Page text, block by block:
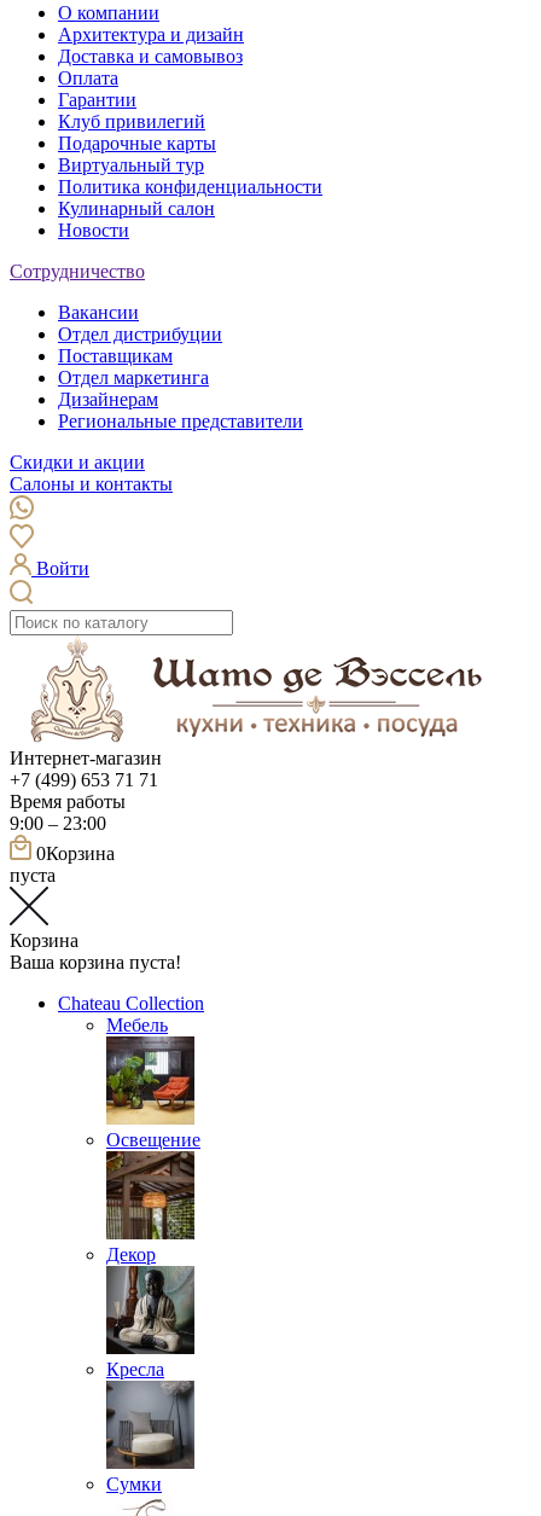
О компании
Архитектура и дизайн
Доставка и самовывоз
Оплата
Гарантии
Клуб привилегий
Подарочные карты
Виртуальный тур
Политика конфиденциальности
Кулинарный салон
Новости
Сотрудничество
Вакансии
Отдел дистрибуции
Поставщикам
Отдел маркетинга
Дизайнерам
Региональные представители
Скидки и акции
Салоны и контакты
Войти
Интернет-магазин
+7 (499) 653 71 71
Время работы
9:00 – 23:00
0Корзина
пуста
Корзина
Ваша корзина пуста!
Chateau Collection
Мебель
Освещение
Декор
Кресла
Сумки